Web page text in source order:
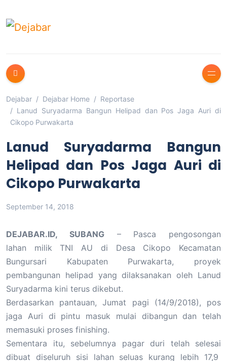
Dejabar Dejabar Home
Reportase
Lanud Suryadarma Bangun Helipad dan Pos Jaga Auri di
Cikopo Purwakarta
Lanud Suryadarma Bangun
Helipad dan Pos Jaga Auri di
Cikopo Purwakarta
September 14, 2018
DEJABAR.ID, SUBANG– Pasca pengosongan
lahan milik TNI AU di Desa Cikopo Kecamatan
Bungursari Kabupaten Purwakarta, proyek
pembangunan helipad yang dilaksanakan oleh Lanud
Suryadarma kini terus dikebut.
Berdasarkan pantauan, Jumat pagi (14/9/2018), pos
jaga Auri di pintu masuk mulai dibangun dan telah
memasuki proses finishing.
Sementara itu, sebelumnya pagar duri telah selesai
dibuat diseluruh sisi lahan seluas kurang lebih 17,9